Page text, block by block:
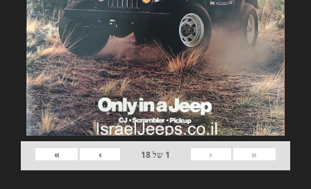
«
‹
1 של18
›
»